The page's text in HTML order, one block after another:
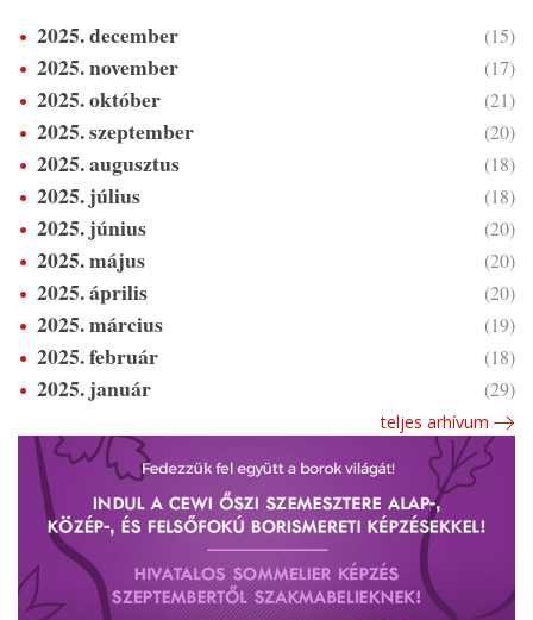
2025. december (15)
2025. november (17)
2025. október (21)
2025. szeptember (20)
2025. augusztus (18)
2025. július (18)
2025. június (20)
2025. május (20)
2025. április (20)
2025. március (19)
2025. február (18)
2025. január (29)
teljes arhívum